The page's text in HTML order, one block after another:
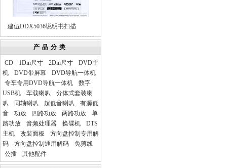
建伍DDX5036说明书扫描
产品分类
CD 1Din尺寸 2Din尺寸
DVD主
机
DVD带屏幕
DVD导航一体机
专车专用DVD导航一体机
数字
USB机
车载喇叭
分体式套装喇
叭
同轴喇叭 超低音喇叭
有源低
音
功放 四路功放 两路功放
单
路功放
音频处理器 换碟机
DTS
主机
改装面板
方向盘控制专用解
码
方向盘控制通用解码
免剪线
公插
其他配件